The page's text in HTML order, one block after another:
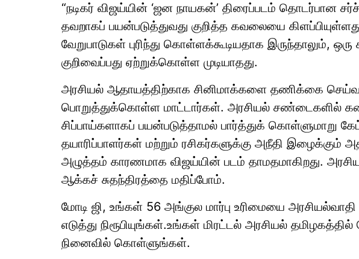
“நடிகர் விஜய்யின் ‘ஜன நாயகன்’ திரைப்படம் தொடர்பான
தவறாகப் பயன்படுத்துவது குறித்த கவலையை
வேறுபாடுகள் புரிந்து கொள்ளக்கூடியதாக இருந்தாலும்,
குறிவைப்பது ஏற்றுக்கொள்ள முடியாதது.
அரசியல் ஆதாயத்திற்காக சினிமாக்களை தணிக்கை
பொறுத்துக்கொள்ள மாட்டார்கள். அரசியல் சண்டைகளில்
சிப்பாய்களாகப் பயன்படுத்தாமல் பார்த்துக் கொள்ளுமாறு
தயாரிப்பாளர்கள் மற்றும் ரசிகர்களுக்கு அநீதி இழைக்கும்
அழுத்தம் காரணமாக விஜய்யின் படம் தாமதமாகிறது.
ஆக்கச் சுதந்திரத்தை மதிப்போம்.
மோடி ஜி, உங்கள் 56 அங்குல மார்பு உரிமையை
எடுத்து நிரூபியுங்கள்.உங்கள் மிரட்டல் அரசியல்
நினைவில் கொள்ளுங்கள்.